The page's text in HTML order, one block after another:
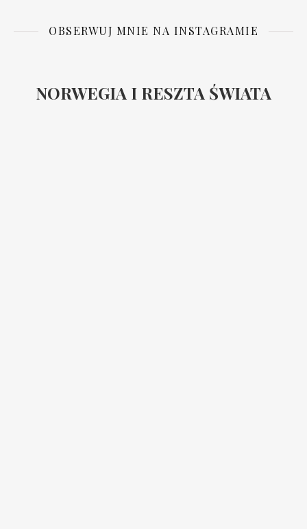
OBSERWUJ MNIE NA INSTAGRAMIE
NORWEGIA I RESZTA ŚWIATA